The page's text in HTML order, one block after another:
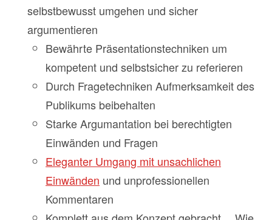
selbstbewusst umgehen und sicher
argumentieren
Bewährte Präsentationstechniken um
kompetent und selbstsicher zu referieren
Durch Fragetechniken Aufmerksamkeit des
Publikums beibehalten
Starke Argumantation bei berechtigten
Einwänden und Fragen
Eleganter Umgang mit unsachlichen
Einwänden und unprofessionellen
Kommentaren